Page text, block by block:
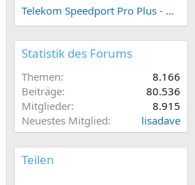
Telekom Speedport Pro Plus - Netzwerk einrichten
Statistik des Forums
Themen
8.166
Beiträge
80.536
Mitglieder
8.915
Neuestes Mitglied
lisadave
Teilen